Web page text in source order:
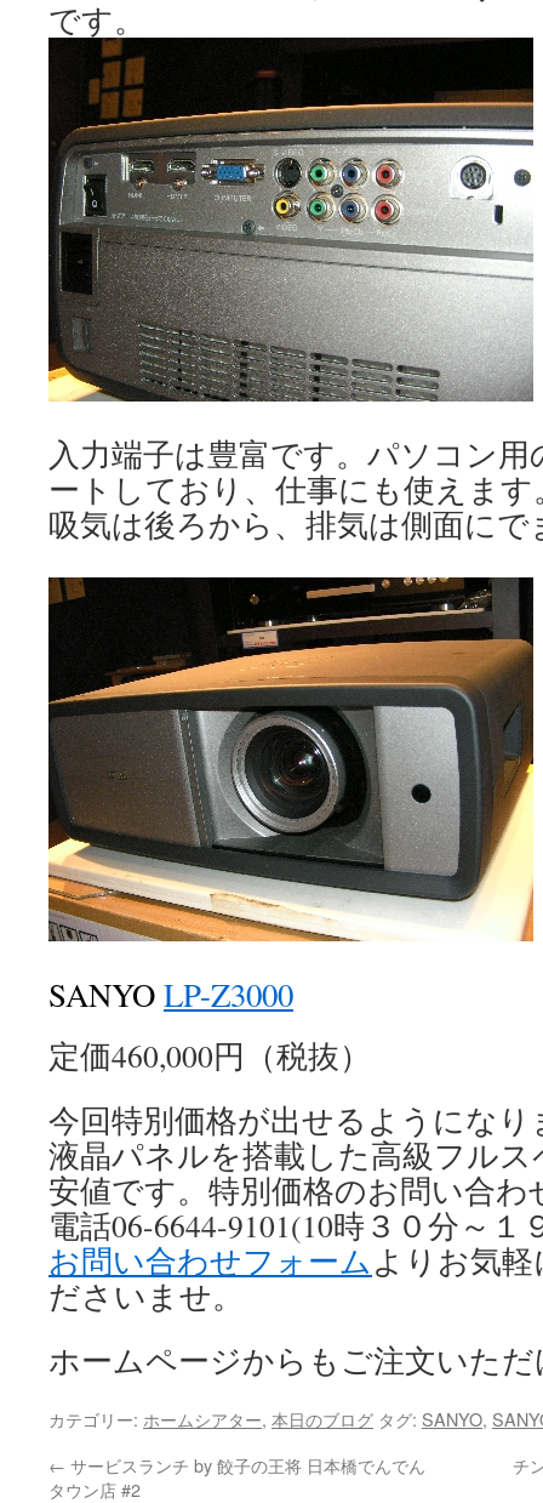
です。
入力端子は豊富です。パソコン用
ートしており、仕事にも使えます
吸気は後ろから、排気は側面にで
SANYOLP-Z3000
定価460,000円（税抜）
今回特別価格が出せるようにな
液晶パネルを搭載した高級フル
安値です。特別価格のお問い合わ
電話06-6644-9101(10時３０分～１
お問い合わせフォームよりお気
ださいませ。
ホームページからもご注文いた
カテゴリー: ホームシアター, 本日のブログ タグ: SANYO,
← サービスランチ by 餃子の王将 日本橋でんでん
タウン店 #2
チ